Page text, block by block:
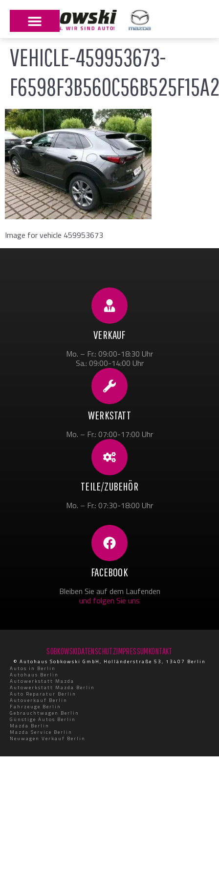
VEHICLE-459953673-
Image for vehicle 459953673
VERKAUF
Mo. – Fr.: 09:00-18:30 Uhr
Sa.: 09:00-14:00 Uhr
WERKSTATT
Mo. – Fr.: 07:00-17:00 Uhr
TEILE/ZUBEHÖR
Mo. – Fr.: 07:30-18:00 Uhr
FACEBOOK
Bleiben Sie auf dem Laufenden
und folgen Sie uns
SOBKOWSKIDATENSCHUTZIMPRESSUMKONTAKT
© Autohaus Sobkowski GmbH, Holländerstraße 53, 13407 Berlin
Autos in Berlin
Autohaus Berlin
Autowerkstatt Mazda
Autowerkstatt Mazda Berlin
Auto Reparatur Berlin
Autoverkauf Berlin
Fahrzeuge Berlin
Gebrauchtwagen Berlin
Günstige Autos Berlin
Mazda Berlin
Mazda Service Berlin
Neuwagen Verkauf Berlin